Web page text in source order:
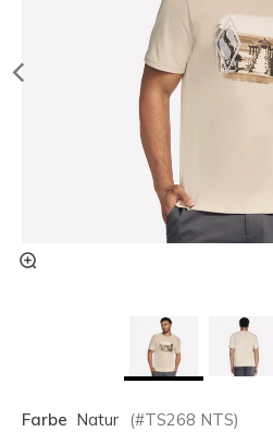
Farbe Natur (#TS268 NTS)